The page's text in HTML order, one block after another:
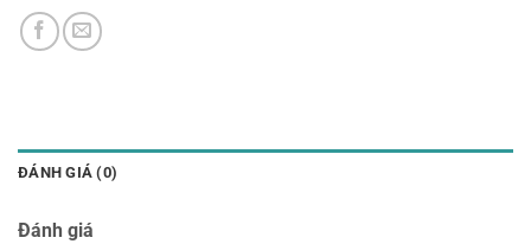
ĐÁNH GIÁ (0)
Đánh giá